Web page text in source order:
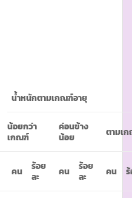
น้ำหนักตามเกณฑ์อายุ
น้อยกว่า
เกณฑ์
ค่อนข้าง
น้อย
ตามเ
คน
ร้อย
ละ
คน
ร้อย
ละ
คน